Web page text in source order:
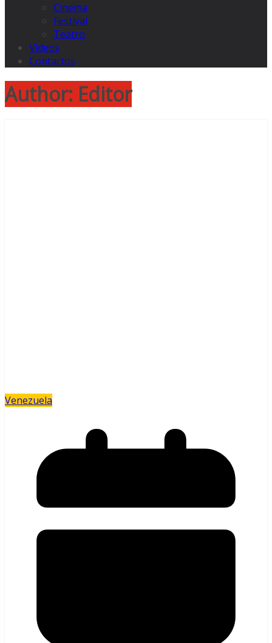
Cinema
Festival
Teatro
Videos
Contactos
Author: Editor
Venezuela